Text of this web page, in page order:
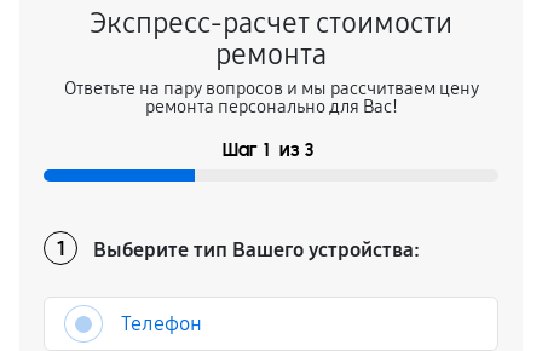
Экспресс-расчет стоимости
ремонта
Ответьте на пару вопросов и мы рассчитваем цену
ремонта персонально для Вас!
Шаг 1 из 3
1 Выберите тип Вашего устройства:
Телефон